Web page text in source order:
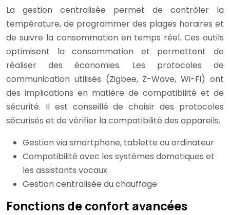
La gestion centralisée permet de contrôler la
température, de programmer des plages horaires et
de suivre la consommation en temps réel. Ces outils
optimisent la consommation et permettent de
réaliser des économies. Les protocoles de
communication utilisés (Zigbee, Z-Wave, Wi-Fi) ont
des implications en matière de compatibilité et de
sécurité. Il est conseillé de choisir des protocoles
sécurisés et de vérifier la compatibilité des appareils.
Gestion via smartphone, tablette ou ordinateur
Compatibilité avec les systèmes domotiques et
les assistants vocaux
Gestion centralisée du chauffage
Fonctions de confort avancées